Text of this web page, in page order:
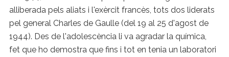
alliberada pels aliats i l'exèrcit francès, tots dos liderats
pel general Charles de Gaulle (del 19 al 25 d'agost de
1944). Des de l'adolescència li va agradar la química,
fet que ho demostra que fins i tot en tenia un laboratori